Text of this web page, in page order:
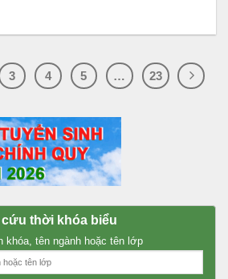
3 4 5 … 23
cứu thời khóa biểu
khóa, tên ngành hoặc tên lớp